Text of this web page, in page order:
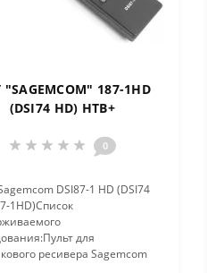
187-1HD
(DSI74 HD) НТВ+
0
DSI87-1 HD (DSI74
1HD)Cписок
для
ресивера Sagemcom